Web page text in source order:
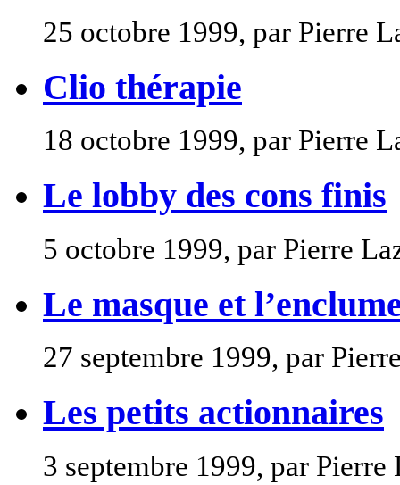
25 octobre 1999, par Pierre
Clio thérapie
18 octobre 1999, par Pierre
Le lobby des cons finis
5 octobre 1999, par Pierre
Le masque et
27 septembre 1999, par
Les petits actionnaires
3 septembre 1999, par Pierre